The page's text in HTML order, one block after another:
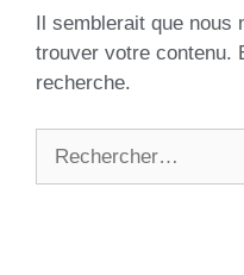
Il semblerait que nous
trouver votre contenu.
recherche.